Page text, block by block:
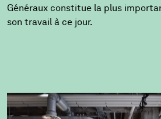
Généraux constitue la plus
son travail à ce jour.